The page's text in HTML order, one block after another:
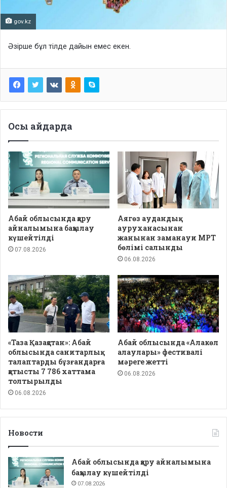
gov.kz
Әзірше бұл тілде дайын емес екен.
Осы айдарда
Абай облысында қару
айналымына бақылау
күшейтілді
07.08.2026
Аягөз аудандық
ауруханасынан
жанынан заманауи МРТ
бөлімі салынды
06.08.2026
«Таза Қазақстан»: Абай
облысында санитарлық
талаптарды бұзғандарға
қатысты 7 786 хаттама
толтырылды
06.08.2026
Абай облысында «Алакөл
алаулары» фестивалі
мәреге жетті
06.08.2026
Новости
Абай облысында қару айналымына
бақылау күшейтілді
07.08.2026